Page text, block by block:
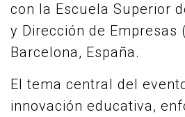
con la Escuela Superior
y Dirección de Empresas
Barcelona, España.
El tema central del
innovación educativa,